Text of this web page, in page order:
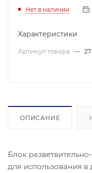
Нет в наличии
Характеристики
Артикул товара —
ОПИСАНИЕ
Блок
для использования